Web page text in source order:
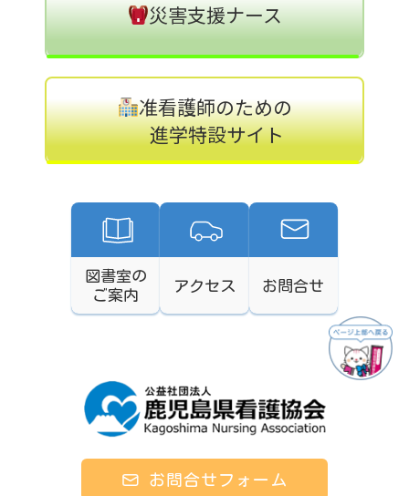
災害支援ナース
准看護師のための
進学特設サイト
図書室の
ご案内
アクセス お問合せ
お問合せフォーム